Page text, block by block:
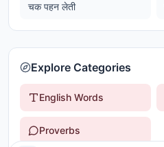
चक पहन लेती
Explore Categories
English Words
Proverbs